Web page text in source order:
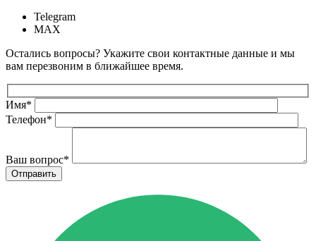
Telegram
MAX
Остались вопросы? Укажите свои контактные данные и мы
вам перезвоним в ближайшее время.
Имя*
Телефон*
Ваш вопрос*